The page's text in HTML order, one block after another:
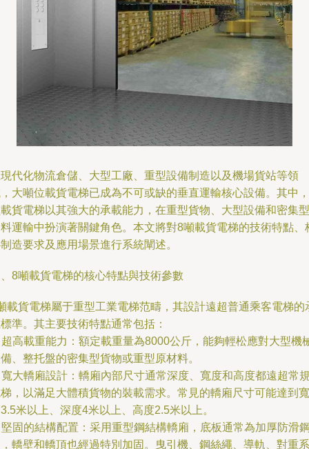
代化物流倉儲、大型工廠、重型設備制造以及機場貨站等領
大噸位載貨電梯已成為不可或缺的垂直運輸核心設備。其中
貨電梯以其強大的承載能力，在重型貨物、大型設備和密集型
運輸中扮演著關鍵角色。本文將對8噸載貨電梯的技術特點、
造要求及應用場景進行系統闡述。
8噸載貨電梯的核心特點與技術參數
載貨電梯屬于重型工業電梯范疇，其設計遠超普通乘客電梯的
準。其主要技術特點通常包括：
高載重能力：額定載重量為8000公斤，能夠輕松應對大型機
、整托盤的密集型貨物或重型原材料。
大轎廂設計：轎廂內部尺寸通常深度、寬度和高度都遠超常
，以滿足大體積貨物的裝載需求。常見的轎廂尺寸可能達到寬
米以上、深度4米以上、高度2.5米以上。
固的結構配置：采用重型鋼結構轎廂，底板通常為加厚防滑
轎壁和轎頂也經過特別加固。曳引機、鋼絲繩、導軌、對重系